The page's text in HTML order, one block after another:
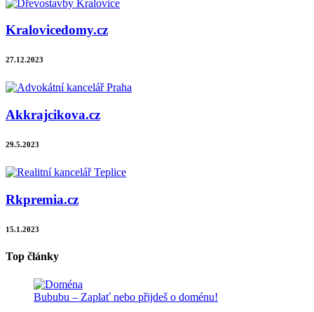
Kralovicedomy.cz
27.12.2023
Akkrajcikova.cz
29.5.2023
Rkpremia.cz
15.1.2023
Top články
Bububu – Zaplať nebo přijdeš o doménu!